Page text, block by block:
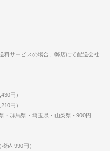
料サービスの場合、弊店にて配送会社
円）
円）
・群馬県・埼玉県・山梨県 - 900円
込 990円）